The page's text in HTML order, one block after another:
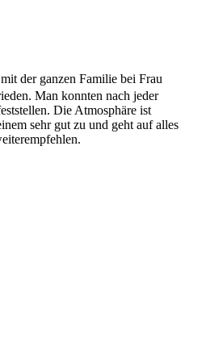
der ganzen Familie bei Frau
Man konnten nach jeder
Die Atmosphäre ist
sehr gut zu und geht auf alles